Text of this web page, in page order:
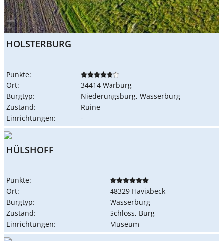
HOLSTERBURG
Punkte:
Ort:
34414 Warburg
Burgtyp:
Niederungsburg, Wasserburg
Zustand:
Ruine
Einrichtungen:
-
HÜLSHOFF
Punkte:
Ort:
48329 Havixbeck
Burgtyp:
Wasserburg
Zustand:
Schloss, Burg
Einrichtungen:
Museum